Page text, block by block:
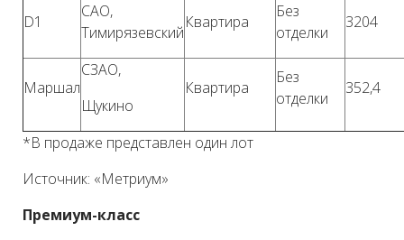
D1
САО,
Тимирязевский
Квартира
Без
отделки
3204
Маршал
СЗАО,
Щукино
Квартира
Без
отделки
352,4
*В продаже представлен один лот
Источник: «Метриум»
Премиум-класс